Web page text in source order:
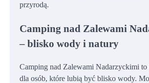
przyrodą.
Camping nad Zalewami
– blisko wody i natury
Camping nad Zalewami Nadarzyckimi to
dla osób, które lubią być blisko wody.